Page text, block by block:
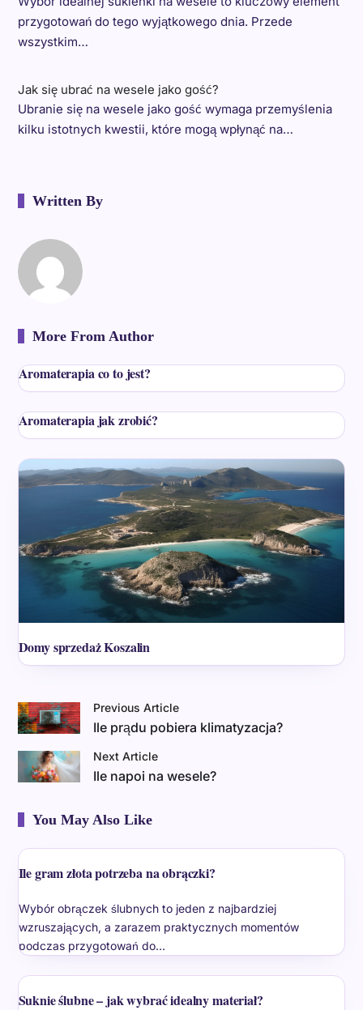
przygotowań do tego wyjątkowego dnia. Przede
wszystkim…
Jak się ubrać na wesele jako gość?
Ubranie się na wesele jako gość wymaga przemyślenia
kilku istotnych kwestii, które mogą wpłynąć na…
Written By
More From Author
Aromaterapia co to jest?
Aromaterapia jak zrobić?
Domy sprzedaż Koszalin
Previous Article
Ile prądu pobiera klimatyzacja?
Next Article
Ile napoi na wesele?
You May Also Like
Ile gram złota potrzeba na obrączki?
Wybór obrączek ślubnych to jeden z najbardziej
wzruszających, a zarazem praktycznych momentów
podczas przygotowań do…
Suknie ślubne – jak wybrać idealny materiał?